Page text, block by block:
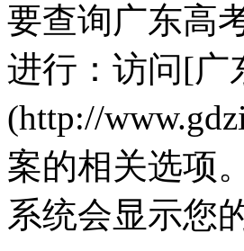
要查询广东高
进行：访问[广
(http://
案的相关选项
系统会显示您